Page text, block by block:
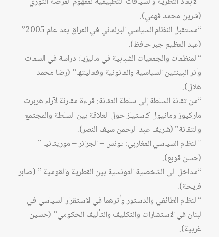
(شرين محمد فهمي).
“مستقبل النظام السياسي البرلماني في العراق بعد عام 2005”
(عبد العظيم جبر حافظ).
“المنظمات والجمعيات الشبابية في ماليزيا: دراسة في السمات
وأثر البيئتين السياسية والقانونية وفعاليتها” (رضا محمد
هلال).
“من تقانة السلطة إلى سلطة التقانة: قراءة مقارنة لآراء هربرت
ماركيوز ومانيول كاستيلز حول العلاقة بين السلطة والمجتمع
والتقانة” (شريف عبد الرحمن سيف النصر).
“النظام السياسي المغاربي: تونس – الجزائر – موريتانيا ”
(حسن قوبع).
“مداخل إلى الشخصية التونسية بين القطرية والقومية ” (صابر
فريحة).
“النظام الطائفي والدستور وأثرهما في الاستقرار السياسي في
لبنان في الاستشارات والتكليف والتأليف الحكومي” (حسين
غربية).